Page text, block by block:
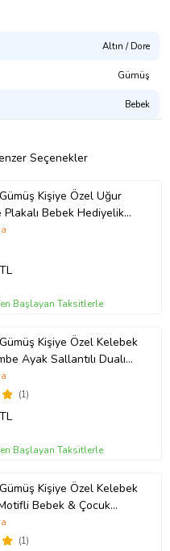
Altın / Dore
Gümüş
Bebek
Seçenekler
Kişiye Özel Uğur
Bebek Hediyelik
Başlayan Taksitlerle
Kişiye Özel Kelebek
Ayak Sallantılı Dualı
(1)
Başlayan Taksitlerle
Kişiye Özel Kelebek
Bebek & Çocuk
(1)